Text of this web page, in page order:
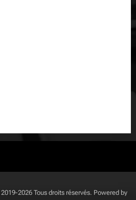
2019-2026 Tous droits réservés. Powered by